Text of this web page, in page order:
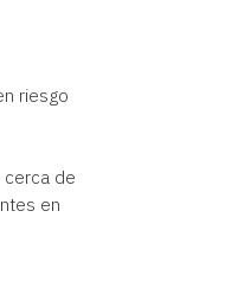
riesgo
cerca de
en